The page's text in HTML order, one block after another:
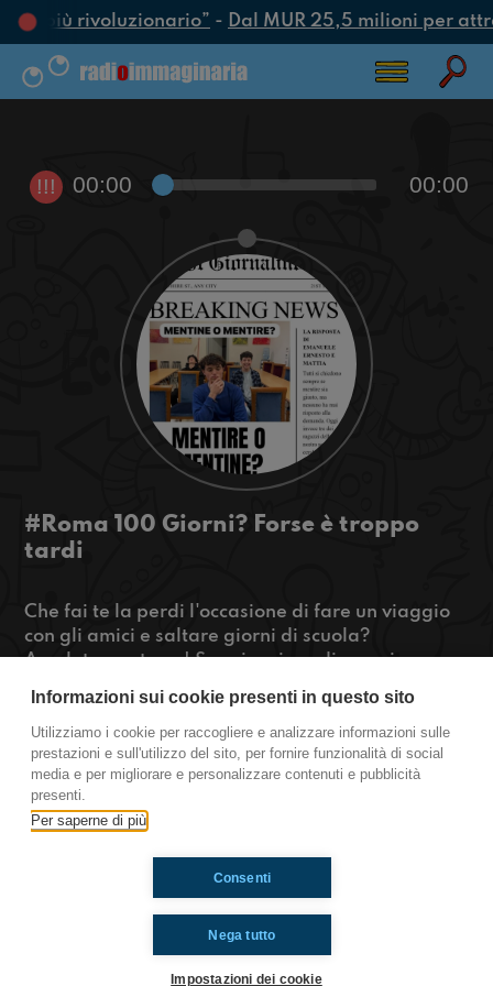
più rivoluzionario”- Dal MUR 25,5 milioni per
!!! 00:00 00:00
#Roma 100 Giorni? Forse è troppo
tardi
Che fai te la perdi l'occasione di fare un viaggio
con gli amici e saltare giorni di scuola?
Assolutamente no! Se sei curioso di scoprire come
ora!
https://www.radioimmaginaria.it
Roma
Ti è piaciuto? Condividilo!
Informazioni sui cookie presenti in questo sito
Utilizziamo i cookie per raccogliere e analizzare informazioni sulle
prestazioni e sull'utilizzo del sito, per fornire funzionalità di social
media e per migliorare e personalizzare contenuti e pubblicità
presenti.
Per saperne di più
Nega tutto
Consenti
Impostazioni dei cookie